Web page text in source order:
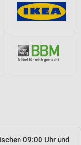
09:00 Uhr und